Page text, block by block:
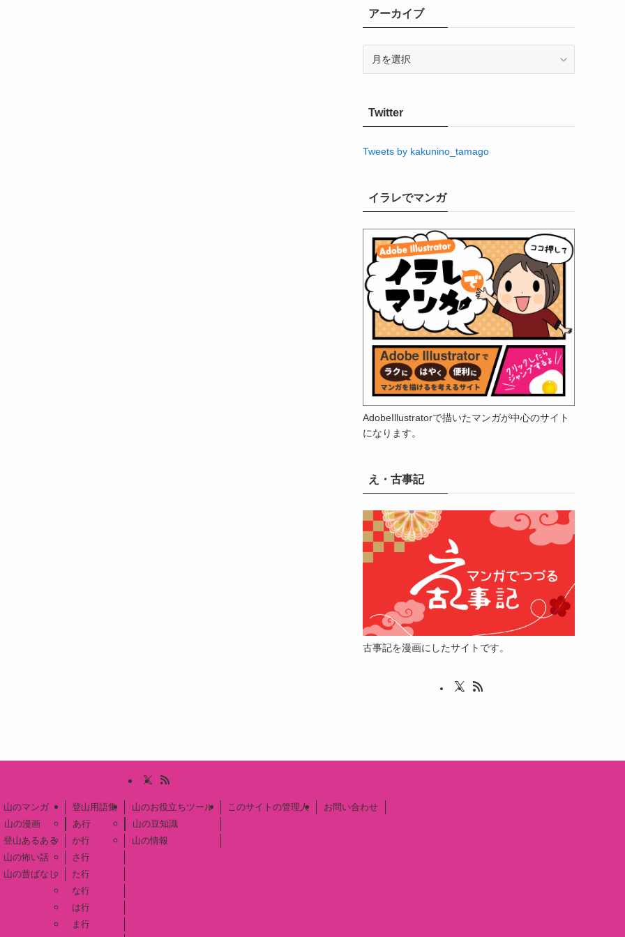
アーカイブ
ブTwitter
Tweets by kakunino_tamago
イラレでマンガ
AdobeIllustratorで描いたマンガが中心のサイト
になります。
え・古事記
古事記を漫画にしたサイトです。
山のマンガ
山の漫画
登山あるある
山の怖い話
山の昔ばなし
登山用語集
あ行
か行
さ行
た行
な行
は行
ま行
山のお役立ちツール
山の豆知識
山の情報
このサイトの管理人 お問い合わせ